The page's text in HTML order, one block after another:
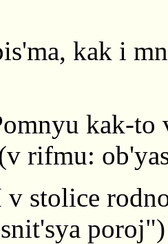
kak i
kak-
rifmu:
v stolice
poroj")